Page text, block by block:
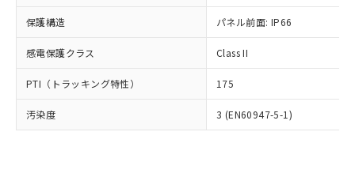
保護構造 パネル前面: IP66
感電保護クラス Class II
PTI（トラッキング特性） 175
汚染度 3 (EN60947-5-1)
オムロン制御機器販売店や当社販売拠
販売ネットワーク
」をご確認
ください。
在庫状況および標準価格結果を当社の
事前の承諾なく第三者に漏洩または開
示しないようお願いします。
マイパーツ機能（部品リスト作成サー
フタル酸エステル類の４物質については閾値を超える意
図的な使用がないことを確認しています。
※2 対応予定月
部品在庫の切り替え状況などにより、予定
月が前後することがあります。
※2 環境保護使用期限
「ｅ」：有害物質（10物質）のすべてが基
準値以下であることを示します。
「10」：通常の使用状況下において有害物
質が外部に漏えいし、環境に深刻な影響を
ル、化学兵器、生物兵器またはその他
武器並びにこれらの製造装置等に一切
使用いたしません。
当社は、貴社製品を第三者に販売する
場合は、上記1、2および3の内容を当
該第三者に通知します。また当社は、
販売先および販売に係わる関係者が違
法に輸出するおそれがある場合は、取
在庫なし(最新の在庫状況につ
いては、お客様のお取引先、ま
たはお客様担当のオムロン制御
機器販売店・当社販売員にご確
認ください)
受注生産機種、また在庫状況の